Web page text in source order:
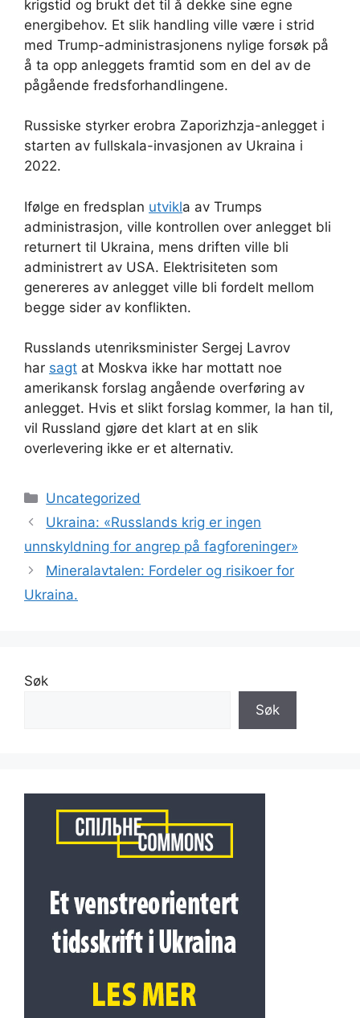
krigstid og brukt det til å dekke sine egne
energibehov. Et slik handling ville være i strid
med Trump-administrasjonens nylige forsøk på
å ta opp anleggets framtid som en del av de
pågående fredsforhandlingene.
Russiske styrker erobra Zaporizhzja-anlegget i
starten av fullskala-invasjonen av Ukraina i
2022.
Ifølge en fredsplan utvikla av Trumps
administrasjon, ville kontrollen over anlegget bli
returnert til Ukraina, mens driften ville bli
administrert av USA. Elektrisiteten som
genereres av anlegget ville bli fordelt mellom
begge sider av konflikten.
Russlands utenriksminister Sergej Lavrov
har sagt at Moskva ikke har mottatt noe
amerikansk forslag angående overføring av
anlegget. Hvis et slikt forslag kommer, la han til,
vil Russland gjøre det klart at en slik
overlevering ikke er et alternativ.
Kategorier
Uncategorized
Ukraina: «Russlands krig er ingen
unnskyldning for angrep på fagforeninger»
Mineralavtalen: Fordeler og risikoer for
Ukraina.
Søk
Søk